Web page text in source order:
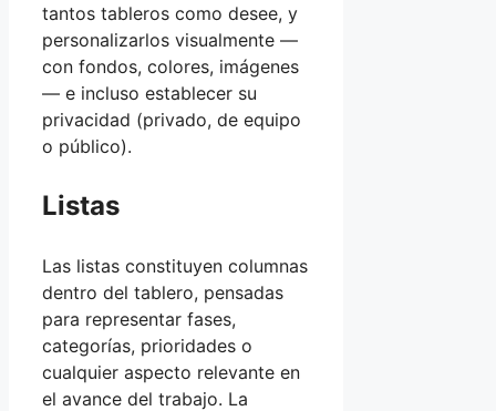
tantos tableros como desee, y
personalizarlos visualmente —
con fondos, colores, imágenes
— e incluso establecer su
privacidad (privado, de equipo
o público).
Listas
Las listas constituyen columnas
dentro del tablero, pensadas
para representar fases,
categorías, prioridades o
cualquier aspecto relevante en
el avance del trabajo. La